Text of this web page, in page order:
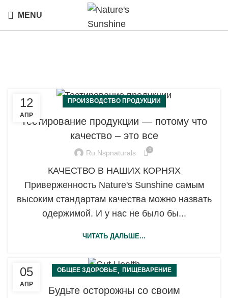
MENU
12
АПР
ПРОИЗВОДСТВО ПРОДУКЦИИ
Тестирование продукции — потому что
качество – это все
Ru.nspnaturals 0
КАЧЕСТВО В НАШИХ КОРНЯХ
Приверженность Nature's Sunshine самым
высоким стандартам качества можно назвать
одержимой. И у нас не было бы...
ЧИТАТЬ ДАЛЬШЕ...
05
АПР
ОБЩЕЕ ЗДОРОВЬЕ, ПИЩЕВАРЕНИЕ
Будьте осторожны со своим